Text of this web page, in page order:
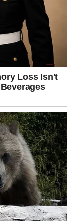
njegova